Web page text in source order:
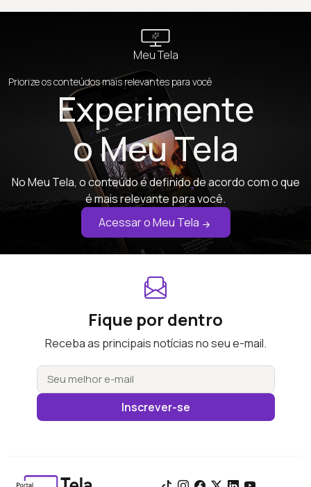
Meu Tela
Priorize os conteúdos mais relevantes para você
Experimente
o Meu Tela
No Meu Tela, o conteúdo é definido de acordo com o que
é mais relevante para você.
Acessar o Meu Tela
Fique por dentro
Receba as principais notícias no seu e-mail.
Inscrever-se